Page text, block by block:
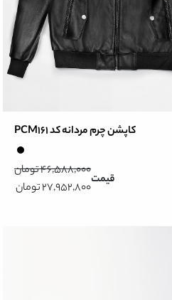
کاپشن چرم مردانه کد PCM161
قیمت
46,588,000 تومان
27,952,800 تومان